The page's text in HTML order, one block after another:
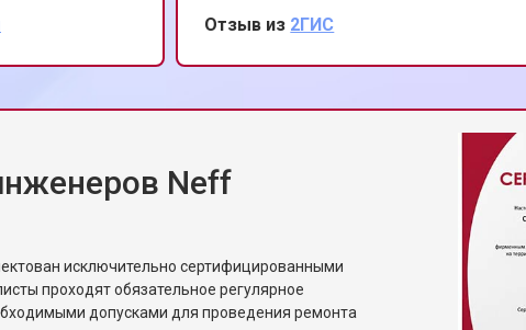
когда
всем уже
(действительно умер). Аккуратно, в
бахилах, всё убрал за собой. 10 из 10,
рекомендую!
Отзыв из 2ГИС
Neff
исключительно сертифицированными
проходят обязательное регулярное
допусками для проведения ремонта